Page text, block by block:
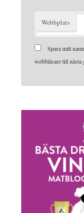
Webbplats
Spara mitt
webbläsare till nästa